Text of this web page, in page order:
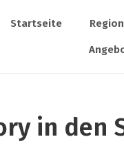
Startseite
in den